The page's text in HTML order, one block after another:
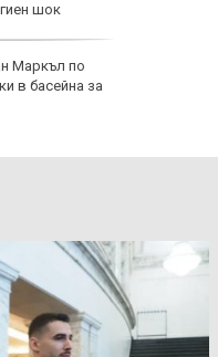
шок
Маркъл по
в басейна за